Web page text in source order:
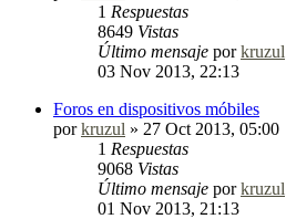
1 Respuestas
8649 Vistas
Último mensaje porkruzul
03 Nov 2013, 22:13
Foros en dispositivos móbiles
porkruzul » 27 Oct 2013, 05:00
1 Respuestas
9068 Vistas
Último mensaje porkruzul
01 Nov 2013, 21:13